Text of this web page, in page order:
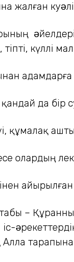
жалған
күллі
да
құмалақ
олардың
–